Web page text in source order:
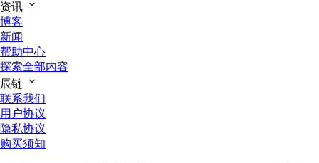
资讯
博客
新闻
帮助中心
探索全部内容
辰链
联系我们
用户协议
隐私协议
购买须知